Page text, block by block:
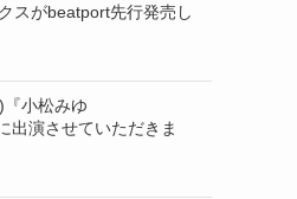
スがbeatport先行発売し
小松みゆ
出演させていただきま